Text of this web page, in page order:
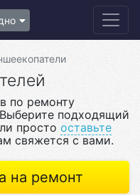
по ремонту
подходящий
просто оставьте
свяжется с вами.
на ремонт